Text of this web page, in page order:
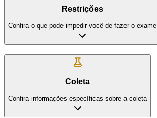
Restrições
Confira o que pode impedir você de fazer o exame
Coleta
Confira informações específicas sobre a coleta